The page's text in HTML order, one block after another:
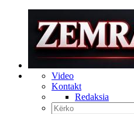
Video
Kontakt
Redaksia